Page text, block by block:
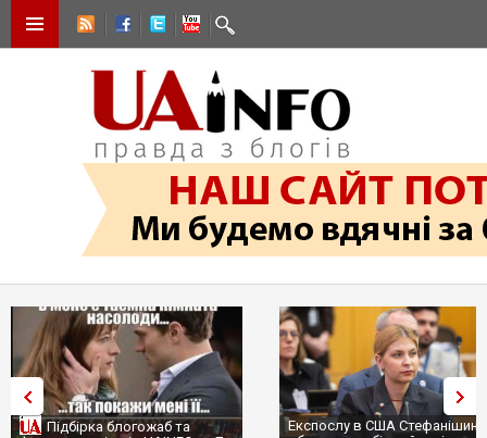
Підбірка блогожаб та
Експослу в США